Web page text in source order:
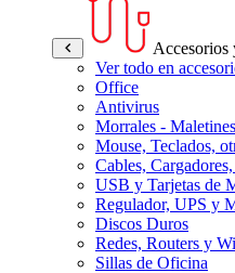
Accesorios
Ver todo en
Office
Antivirus
Morrales -
Mouse, Teclados,
Cables,
USB y Tarjetas de
Regulador, UPS y
Discos Duros
Redes, Routers y
Sillas de Oficina